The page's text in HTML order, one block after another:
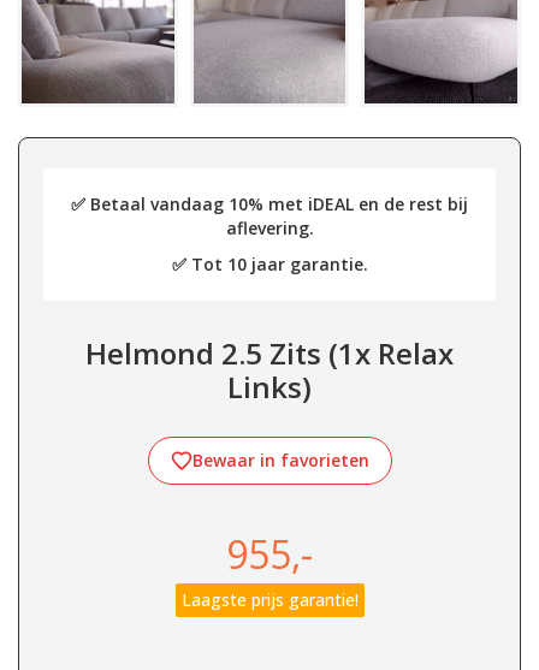
✅ Betaal vandaag 10% met iDEAL en de rest bij
aflevering.
✅ Tot 10 jaar garantie.
Helmond 2.5 Zits (1x Relax
Links)
Bewaar in favorieten
955,-
Laagste prijs garantie!